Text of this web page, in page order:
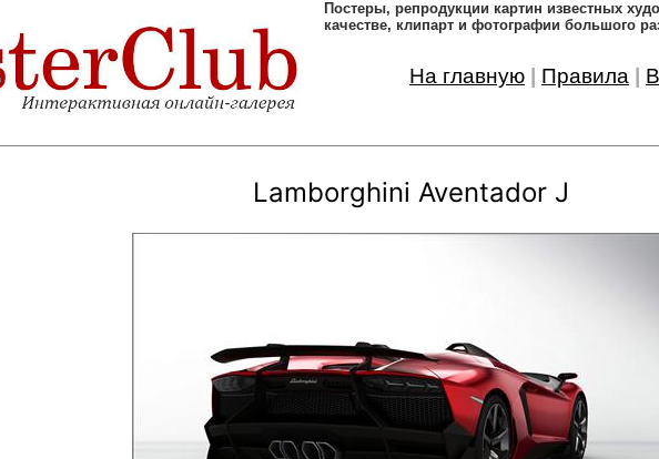
Постеры, pепродукции картин известных
качестве, клипарт и фотографии большого
На главную Правила
Lamborghini Aventador J